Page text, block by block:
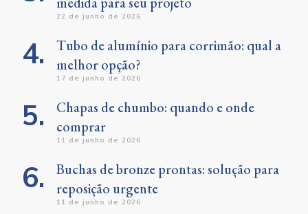
22 de junho de 2026
Tubo de alumínio para corrimão: qual a
melhor opção?
17 de junho de 2026
Chapas de chumbo: quando e onde
comprar
11 de junho de 2026
Buchas de bronze prontas: solução para
reposição urgente
11 de junho de 2026